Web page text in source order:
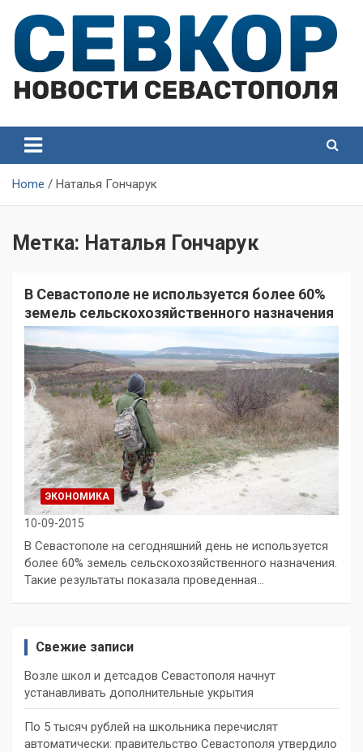
content
Севастополя
Севастополя
Home Наталья Гончарук
Метка: Наталья Гончарук
В Севастополе не используется более 60%
земель сельскохозяйственного назначения
ЭКОНОМИКА
10-09-2015
В Севастополе на сегодняшний день не используется
более 60% земель сельскохозяйственного назначения.
Такие результаты показала проведенная…
Свежие записи
Возле школ и детсадов Севастополя начнут
устанавливать дополнительные укрытия
По 5 тысяч рублей на школьника перечислят
автоматически: правительство Севастополя утвердило